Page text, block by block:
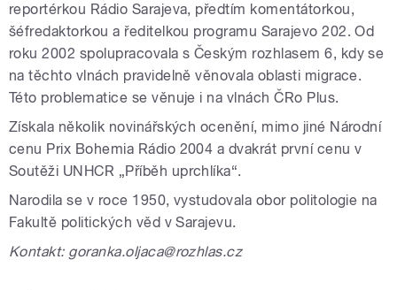
reportérkou Rádio Sarajeva, předtím komentátorkou,
šéfredaktorkou a ředitelkou programu Sarajevo 202. Od
roku 2002 spolupracovala s Českým rozhlasem 6, kdy se
na těchto vlnách pravidelně věnovala oblasti migrace.
Této problematice se věnuje i na vlnách ČRo Plus.
Získala několik novinářských ocenění, mimo jiné Národní
cenu Prix Bohemia Rádio 2004 a dvakrát první cenu v
Soutěži UNHCR „Příběh uprchlíka“.
Narodila se v roce 1950, vystudovala obor politologie na
Fakultě politických věd v Sarajevu.
Kontakt: goranka.oljaca@rozhlas.cz